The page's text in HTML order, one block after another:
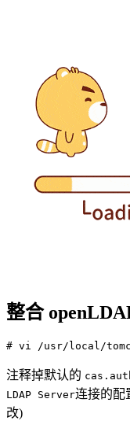
整合
# vi /usr/local/
注释掉默认的
LDAP Server连接的配
改)